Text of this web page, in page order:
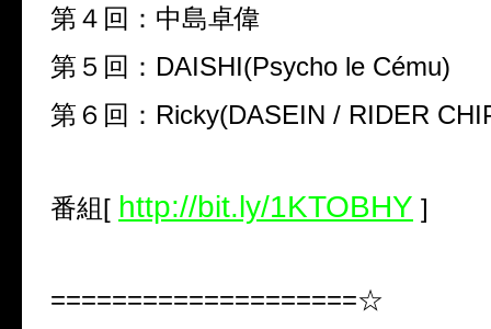
第４回：中島卓偉
第５回： DAISHI(Psycho le Cému)
第６回： Ricky(DASEIN / RIDER
番組[ http://bit.ly/1KTOBHY ]
====================☆